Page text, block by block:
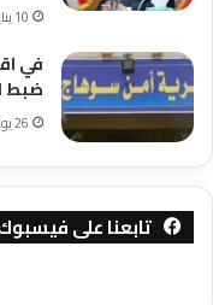
10 يناير، 2026
ضبط
26 يوليو، 2026
تابعنا على